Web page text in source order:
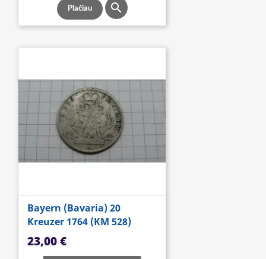
Plačiau 
Bayern (Bavaria) 20
Kreuzer 1764 (KM 528)
Kaina
23,00 €